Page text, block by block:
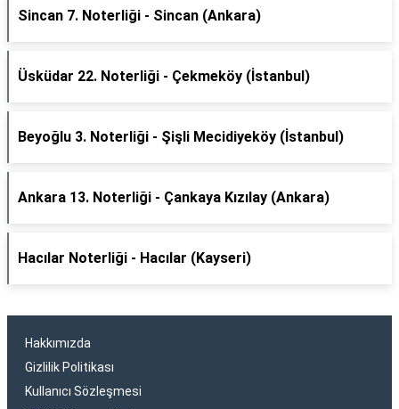
Sincan 7. Noterliği - Sincan (Ankara)
Üsküdar 22. Noterliği - Çekmeköy (İstanbul)
Beyoğlu 3. Noterliği - Şişli Mecidiyeköy (İstanbul)
Ankara 13. Noterliği - Çankaya Kızılay (Ankara)
Hacılar Noterliği - Hacılar (Kayseri)
Hakkımızda
Gizlilik Politikası
Kullanıcı Sözleşmesi